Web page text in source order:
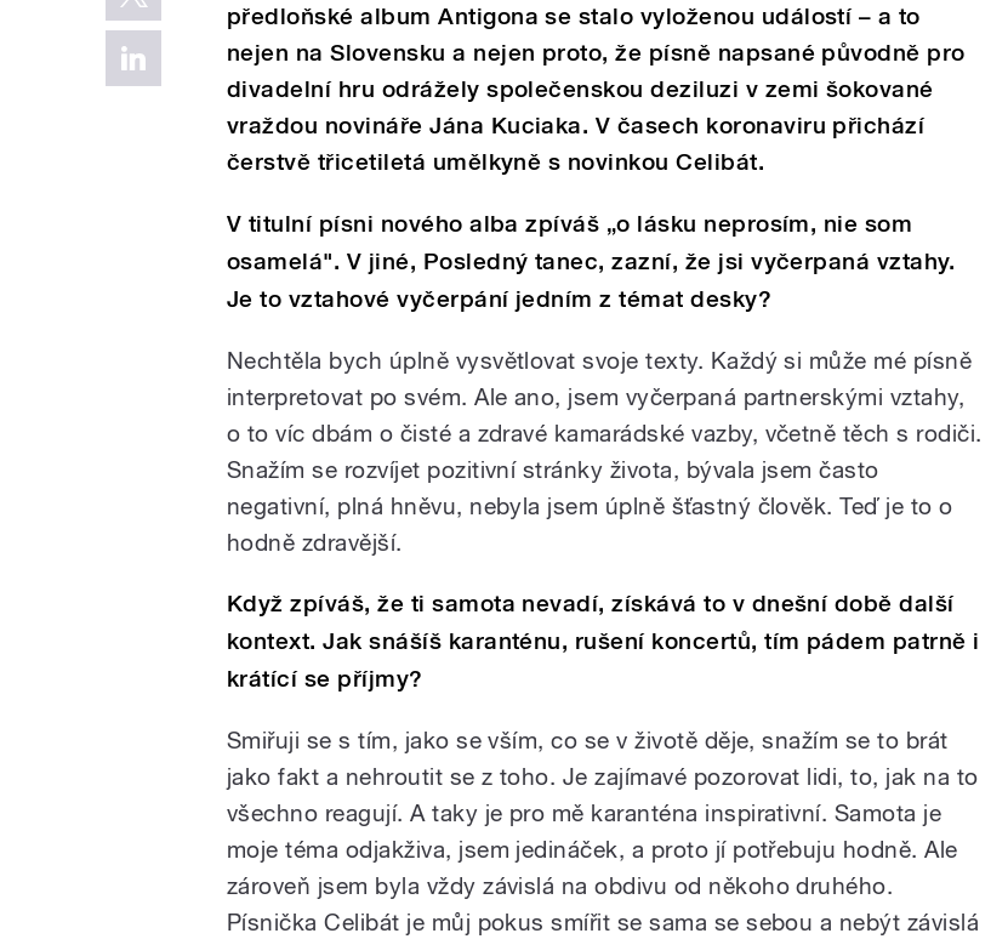
předloňské album Antigona se stalo vyloženou událostí – a to
nejen na Slovensku a nejen proto, že písně napsané původně pro
divadelní hru odrážely společenskou deziluzi v zemi šokované
vraždou novináře Jána Kuciaka. V časech koronaviru přichází
čerstvě třicetiletá umělkyně s novinkou Celibát.
V titulní písni nového alba zpíváš „o lásku neprosím, nie som
osamelá". V jiné, Posledný tanec, zazní, že jsi vyčerpaná vztahy.
Je to vztahové vyčerpání jedním z témat desky?
Nechtěla bych úplně vysvětlovat svoje texty. Každý si může mé písně
interpretovat po svém. Ale ano, jsem vyčerpaná partnerskými vztahy,
o to víc dbám o čisté a zdravé kamarádské vazby, včetně těch s rodiči.
Snažím se rozvíjet pozitivní stránky života, bývala jsem často
negativní, plná hněvu, nebyla jsem úplně šťastný člověk. Teď je to o
hodně zdravější.
Když zpíváš, že ti samota nevadí, získává to v dnešní době další
kontext. Jak snášíš karanténu, rušení koncertů, tím pádem patrně i
krátící se příjmy?
Smiřuji se s tím, jako se vším, co se v životě děje, snažím se to brát
jako fakt a nehroutit se z toho. Je zajímavé pozorovat lidi, to, jak na to
všechno reagují. A taky je pro mě karanténa inspirativní. Samota je
moje téma odjakživa, jsem jedináček, a proto jí potřebuju hodně. Ale
zároveň jsem byla vždy závislá na obdivu od někoho druhého.
Písnička Celibát je můj pokus smířit se sama se sebou a nebýt závislá